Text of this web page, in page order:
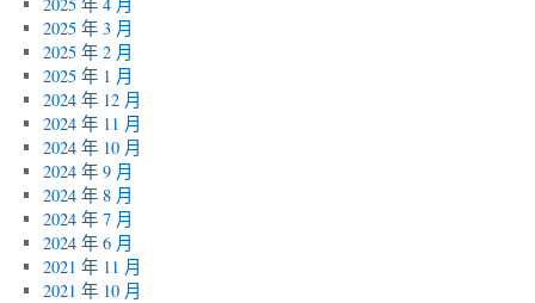
2025 年 3 月
2025 年 2 月
2025 年 1 月
2024 年 12 月
2024 年 11 月
2024 年 10 月
2024 年 9 月
2024 年 8 月
2024 年 7 月
2024 年 6 月
2021 年 11 月
2021 年 10 月